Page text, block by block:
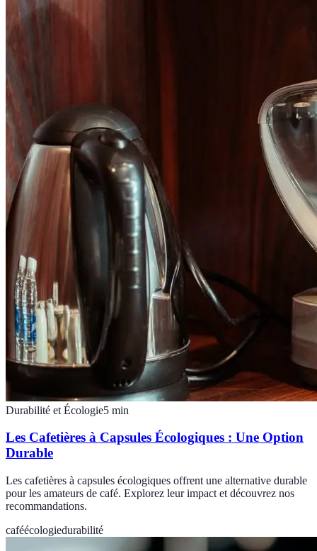
Durabilité et Écologie5 min
Les Cafetières à Capsules Écologiques : Une Option
Durable
Les cafetières à capsules écologiques offrent une alternative durable
pour les amateurs de café. Explorez leur impact et découvrez nos
recommandations.
caféécologiedurabilité